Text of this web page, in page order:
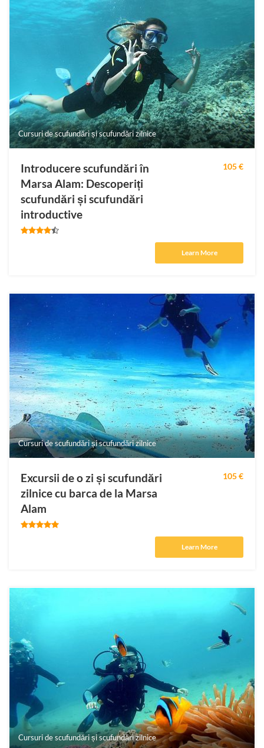
Cursuri de scufundări și scufundări zilnice
Introducere scufundări în
Marsa Alam: Descoperiți
scufundări și scufundări
introductive
105 €
Learn More
Cursuri de scufundări și scufundări zilnice
Excursii de o zi și scufundări
zilnice cu barca de la Marsa
Alam
105 €
Learn More
Cursuri de scufundări și scufundări zilnice